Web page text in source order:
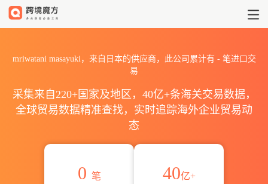
mriwatani masayuki，来自日本的供应商，此公司累计有 -笔进口交
易
采集来自220+国家及地区，40亿+条海关交易数据，
全球贸易数据精准查找，实时追踪海外企业贸易动
态
0 笔
40亿+